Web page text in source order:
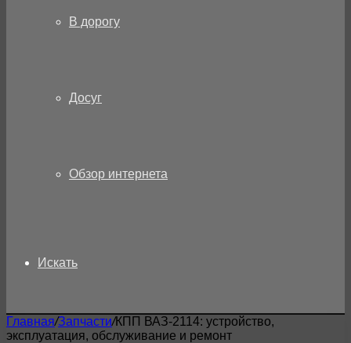
В дорогу
Досуг
Обзор интернета
Искать
Главная/Запчасти/КПП ВАЗ-2114: устройство,
эксплуатация, обслуживание и ремонт